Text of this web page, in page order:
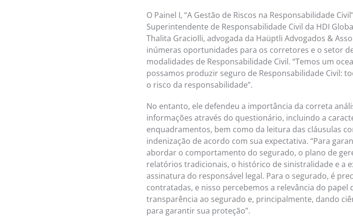
O Painel I, “A Gestão de Riscos na Responsabilidade
Superintendente de Responsabilidade Civil da HDI
Thalita Graciolli, advogada da Haüptli Advogados &
inúmeras oportunidades para os corretores e o setor
modalidades de Responsabilidade Civil. “Temos um
possamos produzir seguro de Responsabilidade Civil:
o risco da responsabilidade”.
No entanto, ele defendeu a importância da correta
informações através do questionário, incluindo a
enquadramentos, bem como da leitura das cláusulas
indenização de acordo com sua expectativa. “Para
abordar o comportamento do segurado, o plano de
relatórios tradicionais, o histórico de sinistralidade e a
assinatura do responsável legal. Para o segurado, é
contratadas, e nisso percebemos a relevância do
transparência ao segurado e, principalmente, dando
para garantir sua proteção”.